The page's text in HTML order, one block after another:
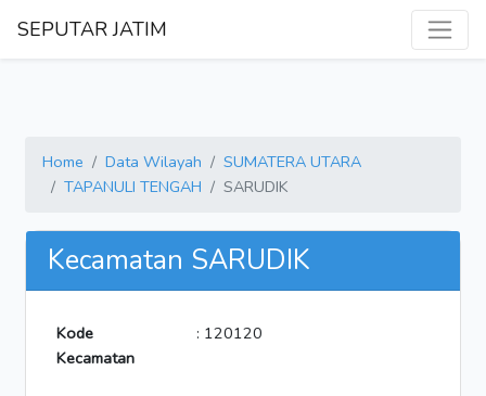
SEPUTAR JATIM
Home Data Wilayah
SUMATERA UTARA
TAPANULI TENGAH
SARUDIK
Kecamatan SARUDIK
Kode
Kecamatan
: 120120